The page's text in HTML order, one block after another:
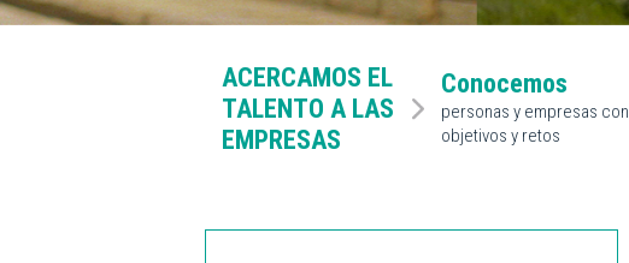
ACERCAMOS EL
TALENTO A LAS
EMPRESAS
Conocemos
personas y empresas con
objetivos y retos